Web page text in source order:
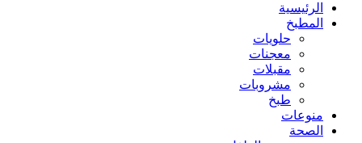
الرئيسية
المطبخ
حلويات
معجنات
مقبلات
مشروبات
طبخ
منوعات
الصحة